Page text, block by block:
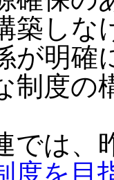
築しな
が明確
制度の
では、
度を目